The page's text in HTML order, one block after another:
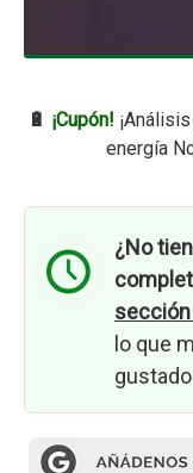
🔋 ¡Cupón!
energía
¿No
lo que
gustado